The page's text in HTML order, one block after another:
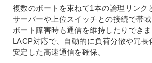
複数のポートを束ねて1本の論理リンク
サーバーや上位スイッチとの接続で帯域
ポート障害時も通信を維持したりできま
LACP対応で、自動的に負荷分散や冗長
安定した高速通信を確保。